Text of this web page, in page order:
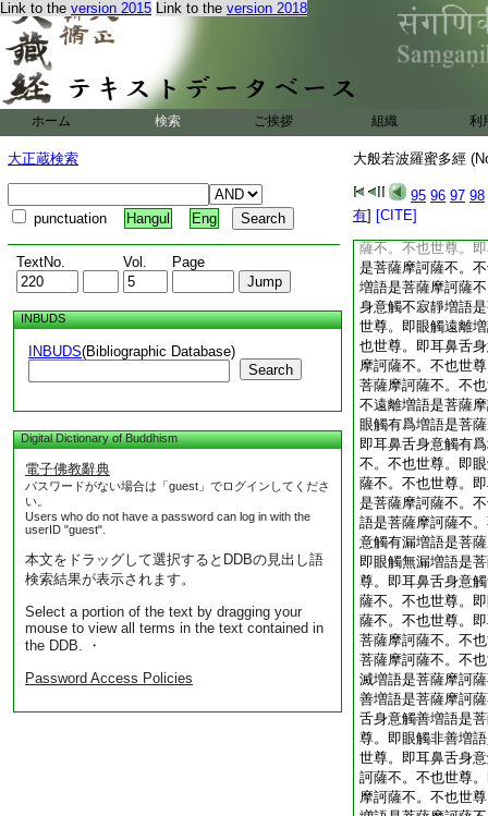
Link to the version 2015 Link to the version 2018
ホーム 検索 ご挨拶 組織 利
大正蔵検索
punctuation Hangul Eng
TextNo. Vol. Page
INBUDS
INBUDS(Bibliographic Database)
Search
Digital Dictionary of Buddhism
電子佛教辭典
パスワードがない場合は「guest」でログインしてくださ
い。
Users who do not have a password can log in with the
userID "guest".
本文をドラッグして選択するとDDBの見出し語
検索結果が表示されます。
Select a portion of the text by dragging your
mouse to view all terms in the text contained in
the DDB. ・
Password Access Policies
大般若波羅蜜多經
95 96 97 98
有] [CITE]
菩薩摩訶薩不。不
不空増語是菩薩摩
觸有相増語是菩薩
耳鼻舌身意觸有相
不。不也世尊。即
菩薩摩訶薩不。不
是菩薩摩訶薩不。
觸有願増語是菩薩
眼觸無願増語是菩
即耳鼻舌身意觸無
不不也世尊。即眼
薩不。不也世尊。
是菩薩摩訶薩不。
増語是菩薩摩訶薩
身意觸不寂靜増語
世尊。即眼觸遠離
也世尊。即耳鼻舌
摩訶薩不。不也世
菩薩摩訶薩不。不
不遠離増語是菩薩
眼觸有爲増語是菩
即耳鼻舌身意觸有
不。不也世尊。即
薩不。不也世尊。
是菩薩摩訶薩不。
語是菩薩摩訶薩不
意觸有漏増語是菩
即眼觸無漏増語是
尊。即耳鼻舌身意
薩不。不也世尊。
薩不。不也世尊。
菩薩摩訶薩不。不
菩薩摩訶薩不。不
滅増語是菩薩摩訶
善増語是菩薩摩訶
舌身意觸善増語是
尊。即眼觸非善増
世尊。即耳鼻舌身
訶薩不。不也世尊
摩訶薩不。不也世